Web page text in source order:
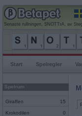
Senaste rullningen, SNOTTrA, av
Start Spelregler
Spelrum
Giraffen 15
Krokodilen 0